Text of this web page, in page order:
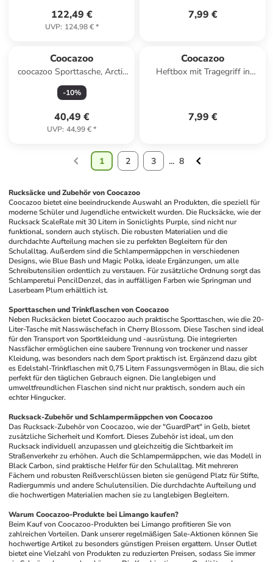
122,49 €
UVP: 124,98 €*
7,99 €
Coocazoo
coocazoo Sporttasche, Arctic
Lights
-10%
40,49 €
UVP: 44,99 €*
Coocazoo
Heftbox mit Tragegriff in
7,99 €
1 2 3 ... 8
Rucksäcke und Zubehör von Coocazoo
Coocazoo bietet eine beeindruckende Auswahl an Produkten, die speziell für
moderne Schüler und Jugendliche entwickelt wurden. Die Rucksäcke, wie der
Rucksack ScaleRale mit 30 Litern in Soniclights Purple, sind nicht nur
funktional, sondern auch stylisch. Die robusten Materialien und die
durchdachte Aufteilung machen sie zu perfekten Begleitern für den
Schulalltag. Außerdem sind die Schlampermäppchen in verschiedenen
Designs, wie Blue Bash und Magic Polka, ideale Ergänzungen, um alle
Schreibutensilien ordentlich zu verstauen. Für zusätzliche Ordnung sorgt das
Schlamperetui PencilDenzel, das in auffälligen Farben wie Springman und
Laserbeam Plum erhältlich ist.
Sporttaschen und Trinkflaschen von Coocazoo
Neben Rucksäcken bietet Coocazoo auch praktische Sporttaschen, wie die 20-
Liter-Tasche mit Nasswäschefach in Cherry Blossom. Diese Taschen sind ideal
für den Transport von Sportkleidung und -ausrüstung. Die integrierten
Nassfächer ermöglichen eine saubere Trennung von trockener und nasser
Kleidung, was besonders nach dem Sport praktisch ist. Ergänzend dazu gibt
es Edelstahl-Trinkflaschen mit 0,75 Litern Fassungsvermögen in Blau, die sich
perfekt für den täglichen Gebrauch eignen. Die langlebigen und
umweltfreundlichen Flaschen sind nicht nur praktisch, sondern auch ein
echter Hingucker.
Rucksack-Zubehör und Schlampermäppchen von Coocazoo
Das Rucksack-Zubehör von Coocazoo, wie der "GuardPart" in Gelb, bietet
zusätzliche Sicherheit und Komfort. Dieses Zubehör ist ideal, um den
Rucksack individuell anzupassen und gleichzeitig die Sichtbarkeit im
Straßenverkehr zu erhöhen. Auch die Schlampermäppchen, wie das Modell in
Black Carbon, sind praktische Helfer für den Schulalltag. Mit mehreren
Fächern und robusten Reißverschlüssen bieten sie genügend Platz für Stifte,
Radiergummis und andere Schulutensilien. Die durchdachte Aufteilung und
die hochwertigen Materialien machen sie zu langlebigen Begleitern.
Warum Coocazoo-Produkte bei Limango kaufen?
Beim Kauf von Coocazoo-Produkten bei Limango profitieren Sie von
zahlreichen Vorteilen. Dank unserer regelmäßigen Sale-Aktionen können Sie
hochwertige Artikel zu besonders günstigen Preisen ergattern. Unser Outlet
bietet eine Vielzahl von Produkten zu reduzierten Preisen, sodass Sie immer